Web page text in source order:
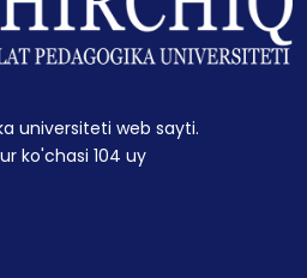
universiteti web sayti.
ko'chasi 104 uy